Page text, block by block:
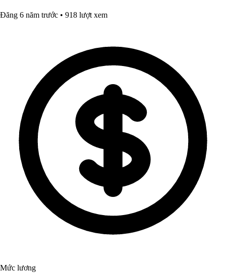
Đăng 6 năm trước • 918 lượt xem
Mức lương